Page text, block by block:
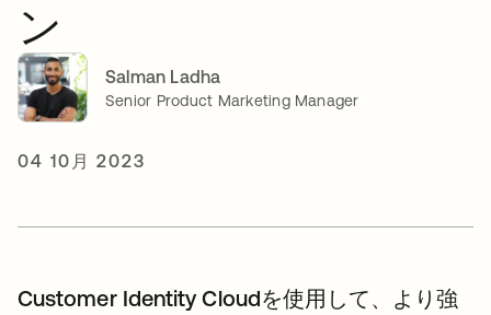
ン
Salman Ladha
Senior Product Marketing Manager
04 10月 2023
Customer Identity Cloudを使用して、より強